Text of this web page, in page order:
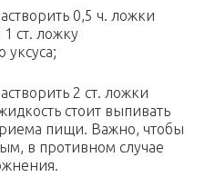
0,5 ч. ложки
ст. ложку
уксуса;
2 ст. ложки
стоит выпивать
пищи. Важно, чтобы
в противном случае